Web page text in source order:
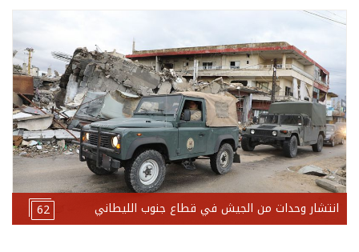
انتشار وحدات من الجيش في قطاع جنوب الليطاني 62